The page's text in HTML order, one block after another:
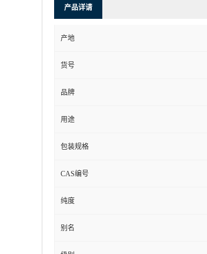
产品详请
产地
货号
品牌
用途
包装规格
CAS编号
纯度
别名